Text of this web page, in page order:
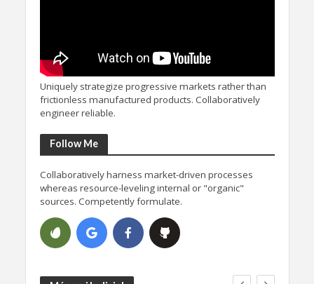
Uniquely strategize progressive markets rather than
frictionless manufactured products. Collaboratively
engineer reliable.
Follow Me
Collaboratively harness market-driven processes
whereas resource-leveling internal or "organic"
sources. Competently formulate.